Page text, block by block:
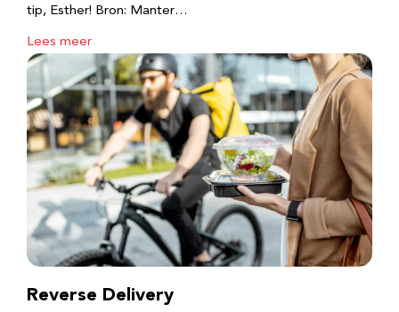
tip, Esther! Bron: Manter…
Lees meer
Reverse Delivery